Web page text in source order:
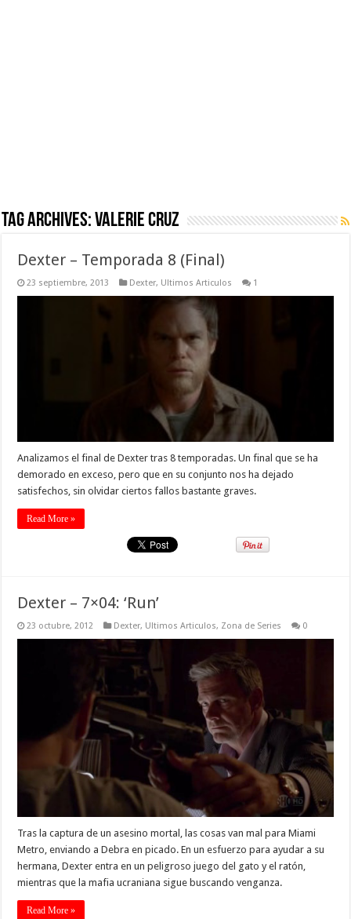
Tag Archives:Valerie Cruz
Dexter – Temporada 8 (Final)
23 septiembre, 2013 Dexter, Ultimos Articulos 1
Analizamos el final de Dexter tras 8 temporadas. Un final que se ha
demorado en exceso, pero que en su conjunto nos ha dejado
satisfechos, sin olvidar ciertos fallos bastante graves.
Read More »
Dexter – 7×04: ‘Run’
23 octubre, 2012 Dexter, Ultimos Articulos, Zona de Series 0
Tras la captura de un asesino mortal, las cosas van mal para Miami
Metro, enviando a Debra en picado. En un esfuerzo para ayudar a su
hermana, Dexter entra en un peligroso juego del gato y el ratón,
mientras que la mafia ucraniana sigue buscando venganza.
Read More »